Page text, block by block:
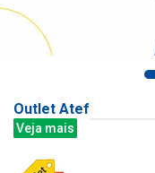
Outlet Atef
Veja mais